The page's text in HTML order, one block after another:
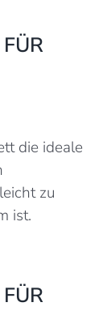
die ideale
zu
ist.